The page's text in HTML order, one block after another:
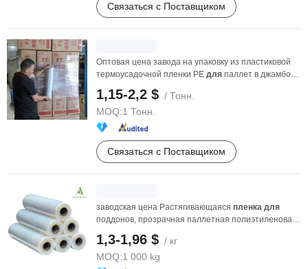
Связаться с Поставщиком
Оптовая цена завода на упаковку из пластиковой
термоусадочной пленки PE для паллет в джамбо-
1,15-2,2 $ / Тонн.
MOQ:1 Тонн.
Связаться с Поставщиком
заводская цена Растягивающаяся пленка для
поддонов, прозрачная паллетная полиэтиленовая
литой ...
1,3-1,96 $ / кг
MOQ:1 000 kg